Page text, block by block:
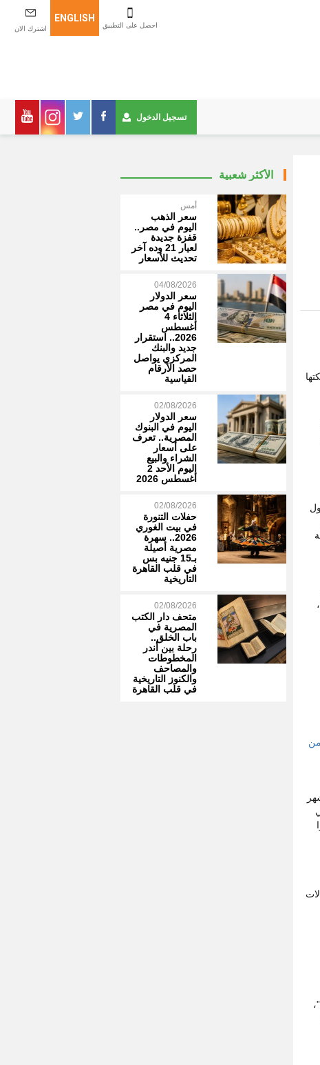
اشترك الان
ENGLISH
احصل على التطبيق
تسجيل الدخول
15 جنيه،
من
الأكثر شعبية
أمس
سعر الذهب
اليوم في مصر..
قفزة جديدة
لعيار 21 وده آخر
تحديث للأسعار
04/08/2026
سعر الدولار
اليوم في مصر
الثلاثاء 4
أغسطس
2026.. استقرار
جديد والبنك
المركزي يواصل
حصد الأرقام
القياسية
02/08/2026
سعر الدولار
اليوم في البنوك
المصرية.. تعرف
على أسعار
الشراء والبيع
اليوم الأحد 2
أغسطس 2026
02/08/2026
حفلات التنورة
في بيت الغوري
2026.. سهرة
مصرية أصيلة
بـ15 جنيه بس
في قلب القاهرة
التاريخية
02/08/2026
متحف دار الكتب
المصرية في
باب الخلق..
رحلة بين أندر
المخطوطات
والمصاحف
والكنوز التاريخية
في قلب القاهرة